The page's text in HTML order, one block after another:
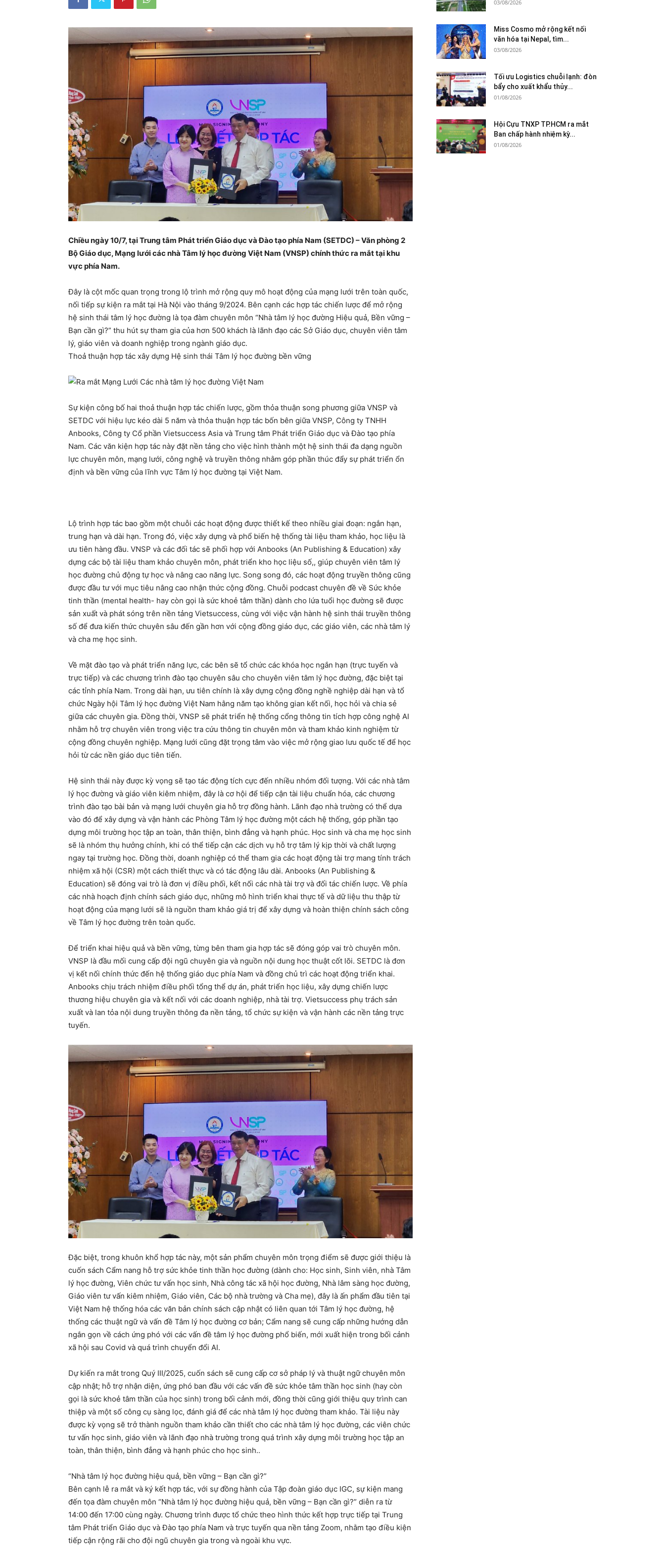
Chiều ngày 10/7, tại Trung tâm Phát triển Giáo dục và Đào tạo phía Nam (SETDC) – Văn phòng 2
Bộ Giáo dục, Mạng lưới các nhà Tâm lý học đường Việt Nam (VNSP) chính thức ra mắt tại khu
vực phía Nam.
Đây là cột mốc quan trọng trong lộ trình mở rộng quy mô hoạt động của mạng lưới trên toàn quốc,
nối tiếp sự kiện ra mắt tại Hà Nội vào tháng 9/2024. Bên cạnh các hợp tác chiến lược để mở rộng
hệ sinh thái tâm lý học đường là tọa đàm chuyên môn “Nhà tâm lý học đường Hiệu quả, Bền vững –
Bạn cần gì?” thu hút sự tham gia của hơn 500 khách là lãnh đạo các Sở Giáo dục, chuyên viên tâm
lý, giáo viên và doanh nghiệp trong ngành giáo dục.
Thoả thuận hợp tác xây dựng Hệ sinh thái Tâm lý học đường bền vững
Sự kiện công bố hai thoả thuận hợp tác chiến lược, gồm thỏa thuận song phương giữa VNSP và
SETDC với hiệu lực kéo dài 5 năm và thỏa thuận hợp tác bốn bên giữa VNSP, Công ty TNHH
Anbooks, Công ty Cổ phần Vietsuccess Asia và Trung tâm Phát triển Giáo dục và Đào tạo phía
Nam. Các văn kiện hợp tác này đặt nền tảng cho việc hình thành một hệ sinh thái đa dạng nguồn
lực chuyên môn, mạng lưới, công nghệ và truyền thông nhằm góp phần thúc đẩy sự phát triển ổn
định và bền vững của lĩnh vực Tâm lý học đường tại Việt Nam.
Lộ trình hợp tác bao gồm một chuỗi các hoạt động được thiết kế theo nhiều giai đoạn: ngắn hạn,
trung hạn và dài hạn. Trong đó, việc xây dựng và phổ biến hệ thống tài liệu tham khảo, học liệu là
ưu tiên hàng đầu. VNSP và các đối tác sẽ phối hợp với Anbooks (An Publishing & Education) xây
dựng các bộ tài liệu tham khảo chuyên môn, phát triển kho học liệu số,, giúp chuyên viên tâm lý
học đường chủ động tự học và nâng cao năng lực. Song song đó, các hoạt động truyền thông cũng
được đầu tư với mục tiêu nâng cao nhận thức cộng đồng. Chuỗi podcast chuyên đề về Sức khỏe
tinh thần (mental health- hay còn gọi là sức khoẻ tâm thần) dành cho lứa tuổi học đường sẽ được
sản xuất và phát sóng trên nền tảng Vietsuccess, cùng với việc vận hành hệ sinh thái truyền thông
số để đưa kiến thức chuyên sâu đến gần hơn với cộng đồng giáo dục, các giáo viên, các nhà tâm lý
và cha mẹ học sinh.
Về mặt đào tạo và phát triển năng lực, các bên sẽ tổ chức các khóa học ngắn hạn (trực tuyến và
trực tiếp) và các chương trình đào tạo chuyên sâu cho chuyên viên tâm lý học đường, đặc biệt tại
các tỉnh phía Nam. Trong dài hạn, ưu tiên chính là xây dựng cộng đồng nghề nghiệp dài hạn và tổ
chức Ngày hội Tâm lý học đường Việt Nam hằng năm tạo không gian kết nối, học hỏi và chia sẻ
giữa các chuyên gia. Đồng thời, VNSP sẽ phát triển hệ thống cổng thông tin tích hợp công nghệ AI
nhằm hỗ trợ chuyên viên trong việc tra cứu thông tin chuyên môn và tham khảo kinh nghiệm từ
cộng đồng chuyên nghiệp. Mạng lưới cũng đặt trọng tâm vào việc mở rộng giao lưu quốc tế để học
hỏi từ các nền giáo dục tiên tiến.
Hệ sinh thái này được kỳ vọng sẽ tạo tác động tích cực đến nhiều nhóm đối tượng. Với các nhà tâm
lý học đường và giáo viên kiêm nhiệm, đây là cơ hội để tiếp cận tài liệu chuẩn hóa, các chương
trình đào tạo bài bản và mạng lưới chuyên gia hỗ trợ đồng hành. Lãnh đạo nhà trường có thể dựa
vào đó để xây dựng và vận hành các Phòng Tâm lý học đường một cách hệ thống, góp phần tạo
dựng môi trường học tập an toàn, thân thiện, bình đẳng và hạnh phúc. Học sinh và cha mẹ học sinh
sẽ là nhóm thụ hưởng chính, khi có thể tiếp cận các dịch vụ hỗ trợ tâm lý kịp thời và chất lượng
ngay tại trường học. Đồng thời, doanh nghiệp có thể tham gia các hoạt động tài trợ mang tính trách
nhiệm xã hội (CSR) một cách thiết thực và có tác động lâu dài. Anbooks (An Publishing &
Education) sẽ đóng vai trò là đơn vị điều phối, kết nối các nhà tài trợ và đối tác chiến lược. Về phía
các nhà hoạch định chính sách giáo dục, những mô hình triển khai thực tế và dữ liệu thu thập từ
hoạt động của mạng lưới sẽ là nguồn tham khảo giá trị để xây dựng và hoàn thiện chính sách công
về Tâm lý học đường trên toàn quốc.
Để triển khai hiệu quả và bền vững, từng bên tham gia hợp tác sẽ đóng góp vai trò chuyên môn.
VNSP là đầu mối cung cấp đội ngũ chuyên gia và nguồn nội dung học thuật cốt lõi. SETDC là đơn
vị kết nối chính thức đến hệ thống giáo dục phía Nam và đồng chủ trì các hoạt động triển khai.
Anbooks chịu trách nhiệm điều phối tổng thể dự án, phát triển học liệu, xây dựng chiến lược
thương hiệu chuyên gia và kết nối với các doanh nghiệp, nhà tài trợ. Vietsuccess phụ trách sản
xuất và lan tỏa nội dung truyền thông đa nền tảng, tổ chức sự kiện và vận hành các nền tảng trực
tuyến.
Đặc biệt, trong khuôn khổ hợp tác này, một sản phẩm chuyên môn trọng điểm sẽ được giới thiệu là
cuốn sách Cẩm nang hỗ trợ sức khỏe tinh thần học đường (dành cho: Học sinh, Sinh viên, nhà Tâm
lý học đường, Viên chức tư vấn học sinh, Nhà công tác xã hội học đường, Nhà lâm sàng học đường,
Giáo viên tư vấn kiêm nhiệm, Giáo viên, Các bộ nhà trường và Cha mẹ), đây là ấn phẩm đầu tiên tại
Việt Nam hệ thống hóa các văn bản chính sách cập nhật có liên quan tới Tâm lý học đường, hệ
thống các thuật ngữ và vấn đề Tâm lý học đường cơ bản; Cẩm nang sẽ cung cấp những hướng dẫn
ngắn gọn về cách ứng phó với các vấn đề tâm lý học đường phổ biến, mới xuất hiện trong bối cảnh
xã hội sau Covid và quá trình chuyển đổi AI.
Dự kiến ra mắt trong Quý III/2025, cuốn sách sẽ cung cấp cơ sở pháp lý và thuật ngữ chuyên môn
cập nhật; hỗ trợ nhận diện, ứng phó ban đầu với các vấn đề sức khỏe tâm thần học sinh (hay còn
gọi là sức khoẻ tâm thần của học sinh) trong bối cảnh mới, đồng thời cũng giới thiệu quy trình can
thiệp và một số công cụ sàng lọc, đánh giá để các nhà tâm lý học đường tham khảo. Tài liệu này
được kỳ vọng sẽ trở thành nguồn tham khảo cần thiết cho các nhà tâm lý học đường, các viên chức
tư vấn học sinh, giáo viên và lãnh đạo nhà trường trong quá trình xây dựng môi trường học tập an
toàn, thân thiện, bình đẳng và hạnh phúc cho học sinh..
“Nhà tâm lý học đường hiệu quả, bền vững – Bạn cần gì?”
Bên cạnh lễ ra mắt và ký kết hợp tác, với sự đồng hành của Tập đoàn giáo dục IGC, sự kiện mang
đến tọa đàm chuyên môn “Nhà tâm lý học đường hiệu quả, bền vững – Bạn cần gì?” diễn ra từ
14:00 đến 17:00 cùng ngày. Chương trình được tổ chức theo hình thức kết hợp trực tiếp tại Trung
tâm Phát triển Giáo dục và Đào tạo phía Nam và trực tuyến qua nền tảng Zoom, nhằm tạo điều kiện
tiếp cận rộng rãi cho đội ngũ chuyên gia trong và ngoài khu vực.
03/08/2026
Miss Cosmo mở rộng kết nối
văn hóa tại Nepal, tìm...
03/08/2026
Tối ưu Logistics chuỗi lạnh: đòn
bẩy cho xuất khẩu thủy...
01/08/2026
Hội Cựu TNXP TP.HCM ra mắt
Ban chấp hành nhiệm kỳ...
01/08/2026